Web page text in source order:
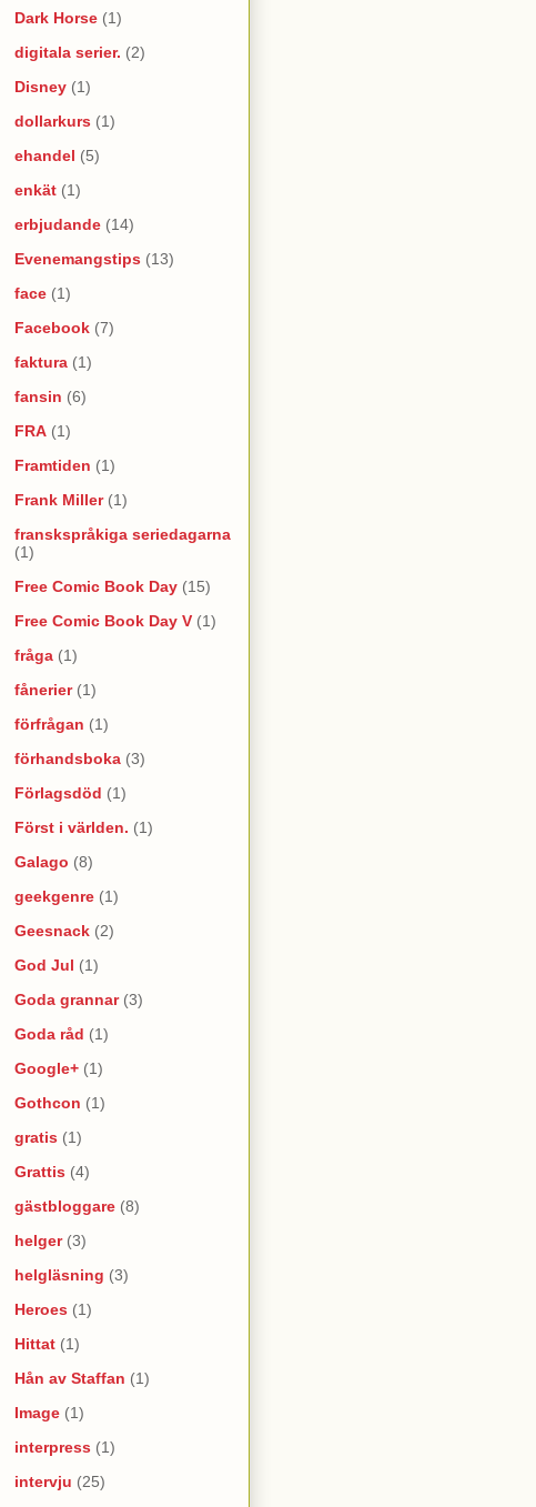
Dark Horse (1)
digitala serier. (2)
Disney (1)
dollarkurs (1)
ehandel (5)
enkät (1)
erbjudande (14)
Evenemangstips (13)
face (1)
Facebook (7)
faktura (1)
fansin (6)
FRA (1)
Framtiden (1)
Frank Miller (1)
franskspråkiga seriedagarna
(1)
Free Comic Book Day (15)
Free Comic Book Day V (1)
fråga (1)
fånerier (1)
förfrågan (1)
förhandsboka (3)
Förlagsdöd (1)
Först i världen. (1)
Galago (8)
geekgenre (1)
Geesnack (2)
God Jul (1)
Goda grannar (3)
Goda råd (1)
Google+ (1)
Gothcon (1)
gratis (1)
Grattis (4)
gästbloggare (8)
helger (3)
helgläsning (3)
Heroes (1)
Hittat (1)
Hån av Staffan (1)
Image (1)
interpress (1)
intervju (25)